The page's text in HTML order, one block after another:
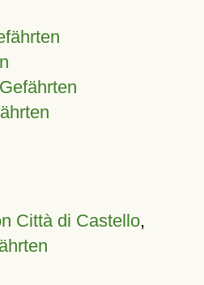
Città di Castello,